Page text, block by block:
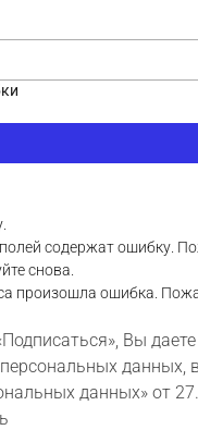
содержат ошибку.
снова.
произошла ошибка.
Вы даете
данных,
данных» от